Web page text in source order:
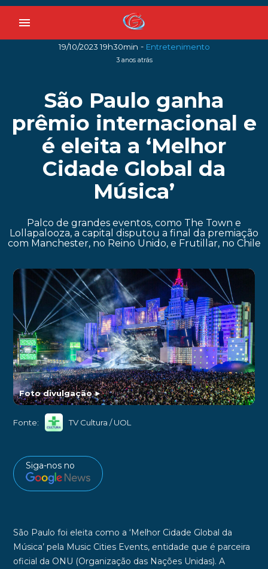
menu
19/10/2023 19h30min - Entretenimento
3 anos atrás
São Paulo ganha
prêmio internacional e
é eleita a ‘Melhor
Cidade Global da
Música’
Palco de grandes eventos, como The Town e
Lollapalooza, a capital disputou a final da premiação
com Manchester, no Reino Unido, e Frutillar, no Chile
Foto divulgação►
Fonte: TV Cultura / UOL
Siga-nos no
São Paulo foi eleita como a ‘Melhor Cidade Global da
Música’pela Music Cities Events, entidade que é parceira
oficial da ONU (Organização das Nações Unidas). A